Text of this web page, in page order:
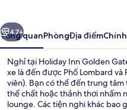
by
IHG
Tiếp
47+
Tổng quanPhòngĐịa điểm
Nghỉ tại Holiday Inn Golden
xe là đến được Phố Lombard và
viên). Bạn có thể đến trung
thể chất hoặc thảnh thơi nhấm
lounge. Các tiện nghi khác bao